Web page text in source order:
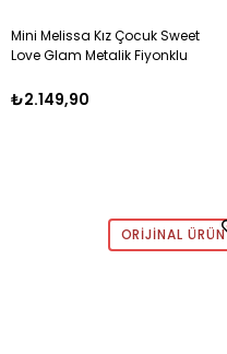
Mini Melissa Kız Çocuk Sweet
Love Glam Metalik Fiyonklu
₺2.149,90
ORIJINAL ÜRÜN